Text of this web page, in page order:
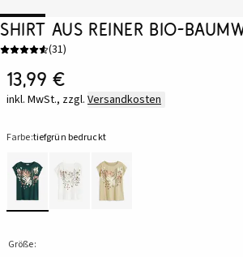
Shirt aus reiner Bio-
(31)
13,99 €
inkl. MwSt., zzgl. Versandkosten
Farbe:tiefgrün bedruckt
Größe: